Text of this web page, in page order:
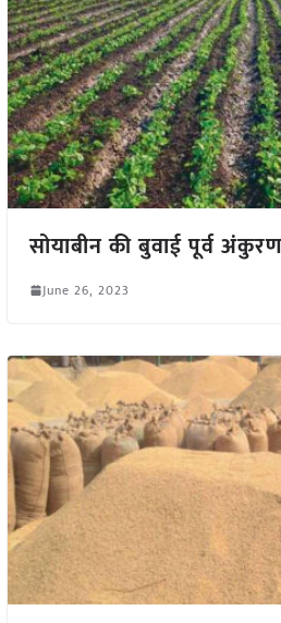
सोयाबीन की बुवाई पूर्व
June 26, 2023